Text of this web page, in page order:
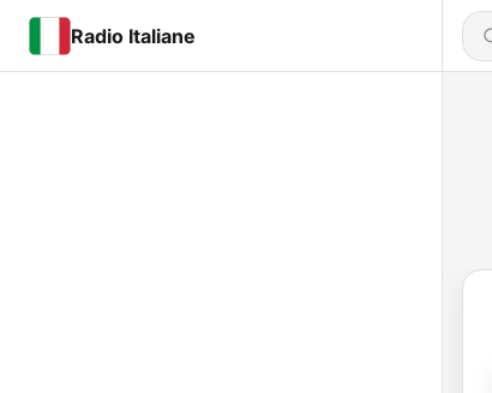
Radio Italiane